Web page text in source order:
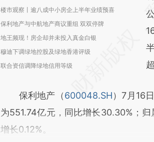
楼市观察丨逾八成中小房企上半年业绩预喜
保利地产与中航地产商议重组 双双停牌
地王频现！房企却并未投入真金白银
穆迪下调绿地控股及绿地香港评级
联合资信调降绿地信用等级
保利地产（600048.SH）7月16
为551.74亿元，同比增长30.30%；
增长0.12%。